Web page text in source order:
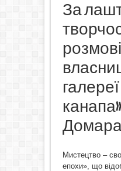
За
Мистецтво –
епохи», що